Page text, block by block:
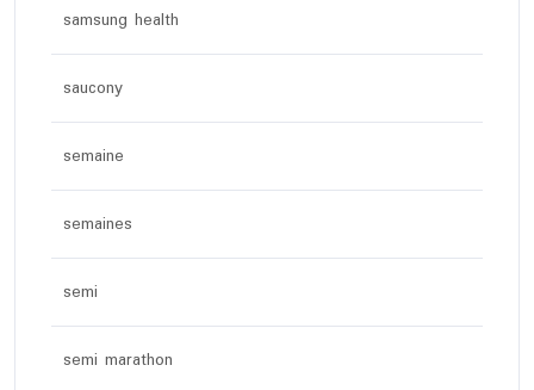
samsung health
saucony
semaine
semaines
semi
semi marathon